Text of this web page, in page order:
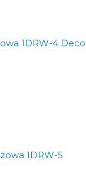
1DRW-4 Deco
1DRW-5